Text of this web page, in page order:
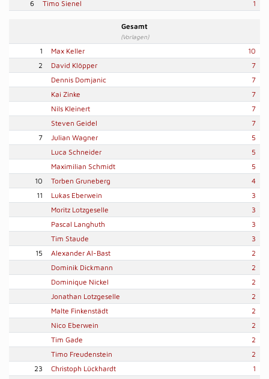
6
Timo Sienel 1
Gesamt
(Vorlagen)
1 Max Keller
10
2
David Klöpper
7
Dennis Domjanic
7
Kai Zinke
7
Nils Kleinert
7
Steven Geidel
7
7
Julian Wagner
5
Luca Schneider
5
Maximilian Schmidt
5
10
Torben Gruneberg
4
11
Lukas Eberwein
3
Moritz Lotzgeselle
3
Pascal Langhuth
3
Tim Staude
3
15
Alexander Al-Bast
2
Dominik Dickmann
2
Dominique Nickel
2
Jonathan Lotzgeselle
2
Malte Finkenstädt
2
Nico Eberwein
2
Tim Gade
2
Timo Freudenstein
2
23
Christoph Lückhardt 1